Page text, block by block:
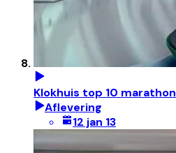
Klokhuis top 10 marathon
Aflevering
12 jan 13